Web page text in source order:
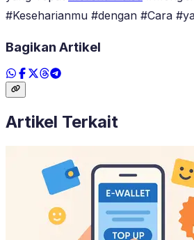
#Keseharianmu #dengan #Cara
Bagikan Artikel
Artikel Terkait